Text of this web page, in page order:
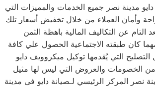
مدينة نصر جميع الخدمات والمميزات التي
وأمان العملاء من خلال تخفيض أسعار تلك
كان طبقته الاجتماعية الحصول علي كافة
التي يُقدمها توكيل ميكروويف دايو
نصر المركز الرئيسي لـصيانة دايو فى مدينة